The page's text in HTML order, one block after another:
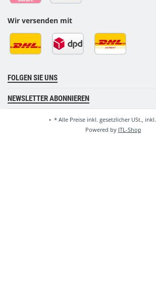
Wir versenden mit
FOLGEN SIE UNS
NEWSLETTER ABONNIEREN
• * Alle Preise inkl. gesetzlicher USt., inkl.
Powered by JTL-Shop